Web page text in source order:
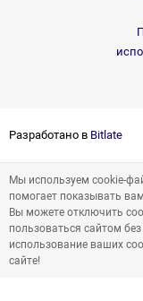
Разработано в Bitlate
Мы используем cookie-
помогает показывать
Вы можете отключить
пользоваться сайтом
использование ваших
сайте!